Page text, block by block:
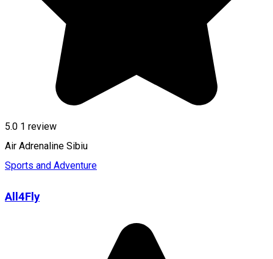
5.0 1 review
Air Adrenaline Sibiu
Sports and Adventure
All4Fly